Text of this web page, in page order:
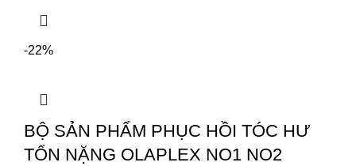
-22%
BỘ SẢN PHẨM PHỤC HỒI TÓC HƯ
TỔN NẶNG OLAPLEX NO1 NO2